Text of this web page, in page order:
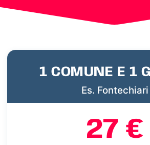
1 COMUNE E 1
Es. Fontechiari
27 €